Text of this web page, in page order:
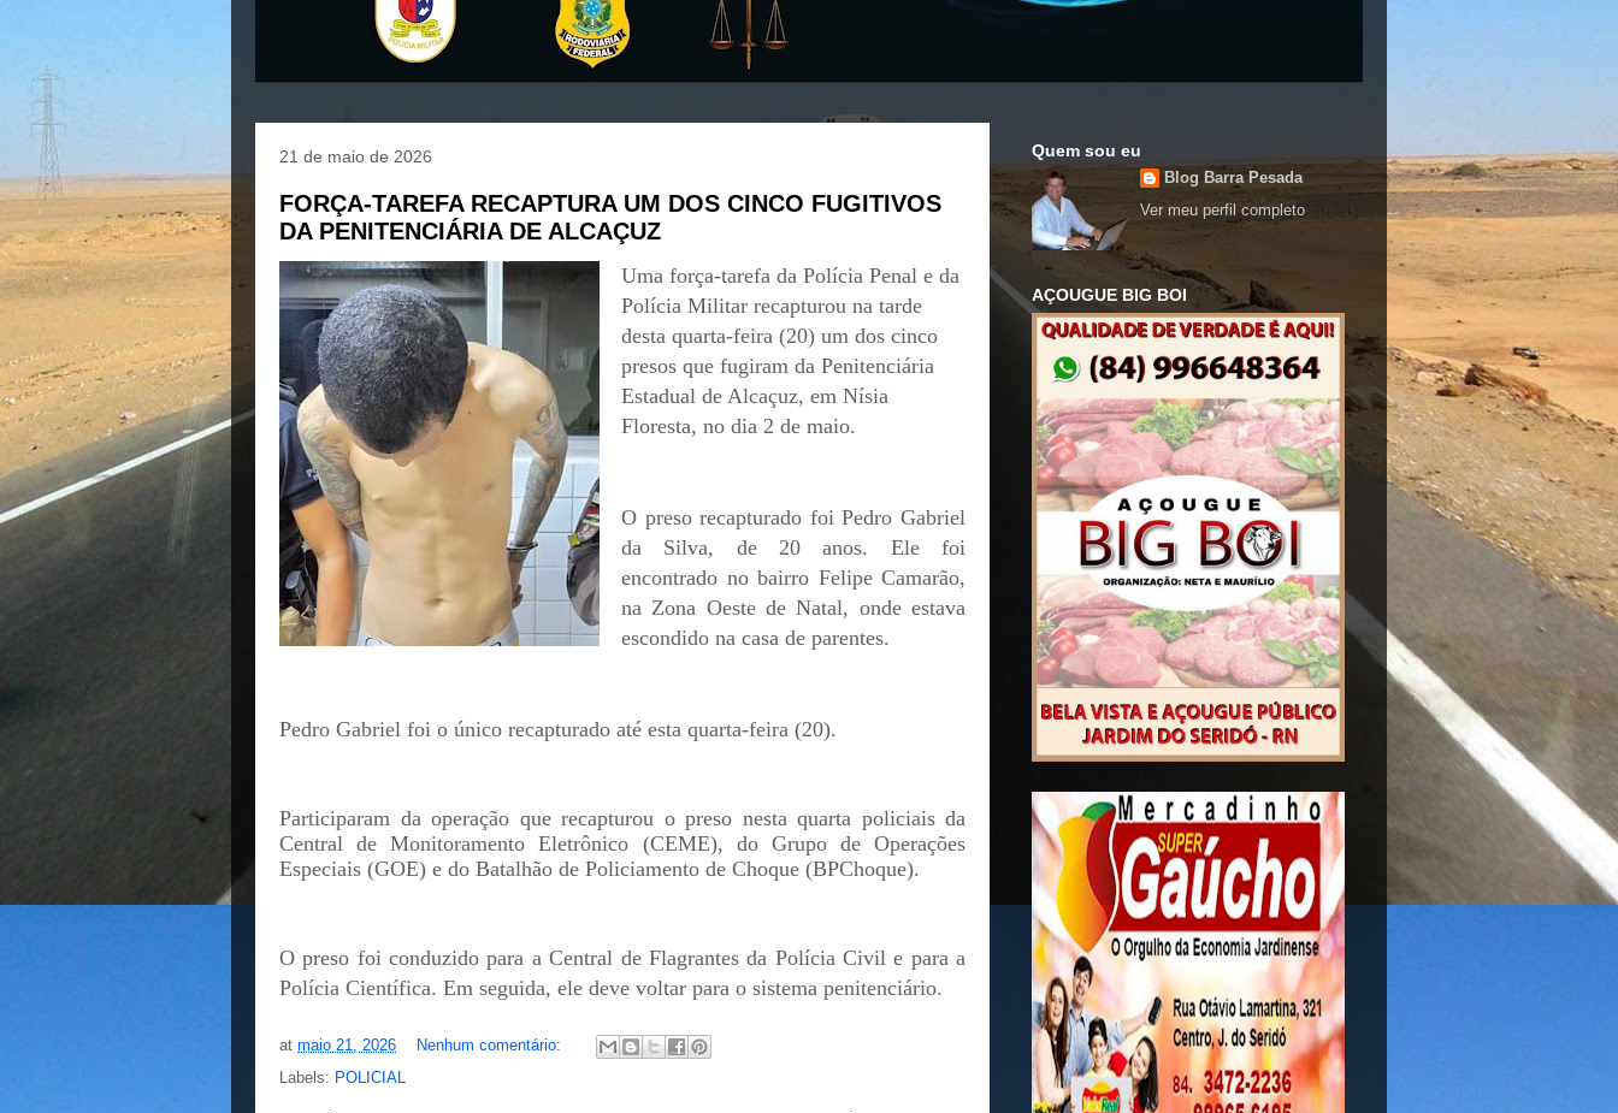
21 de maio de 2026
FORÇA-TAREFA RECAPTURA UM DOS CINCO FUGITIVOS
DA PENITENCIÁRIA DE ALCAÇUZ
Uma força-tarefa da Polícia Penal e da
Polícia Militar recapturou na tarde
desta quarta-feira (20) um dos cinco
presos que fugiram da Penitenciária
Estadual de Alcaçuz, em Nísia
Floresta, no dia 2 de maio.
O preso recapturado foi Pedro Gabriel
da Silva, de 20 anos. Ele foi
encontrado no bairro Felipe Camarão,
na Zona Oeste de Natal, onde estava
escondido na casa de parentes.
Pedro Gabriel foi o único recapturado até esta quarta-feira (20).
Participaram da operação que recapturou o preso nesta quarta policiais da
Central de Monitoramento Eletrônico (CEME), do Grupo de Operações
Especiais (GOE) e do Batalhão de Policiamento de Choque (BPChoque).
O preso foi conduzido para a Central de Flagrantes da Polícia Civil e para a
Polícia Científica. Em seguida, ele deve voltar para o sistema penitenciário.
at maio 21, 2026
Nenhum comentário:
Labels: POLICIAL
Quem sou eu
Blog Barra Pesada
Ver meu perfil completo
AÇOUGUE BIG BOI